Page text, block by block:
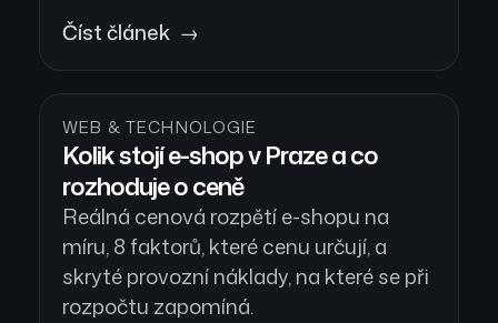
Číst článek →
WEB & TECHNOLOGIE
Kolik stojí e-shop v Praze a co
rozhoduje o ceně
Reálná cenová rozpětí e-shopu na
míru, 8 faktorů, které cenu určují, a
skryté provozní náklady, na které se při
rozpočtu zapomíná.